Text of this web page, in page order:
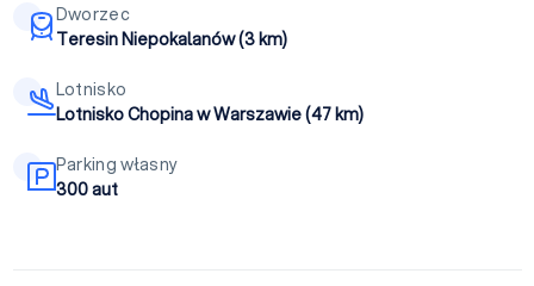
Dworzec
Teresin Niepokalanów (3 km)
Lotnisko
Lotnisko Chopina w Warszawie (47 km)
Parking własny
300 aut